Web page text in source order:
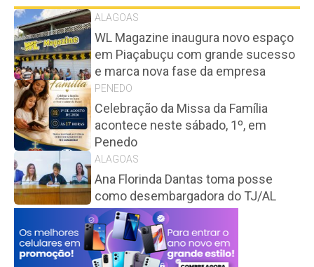
ALAGOAS
WL Magazine inaugura novo espaço
em Piaçabuçu com grande sucesso
e marca nova fase da empresa
PENEDO
Celebração da Missa da Família
acontece neste sábado, 1º, em
Penedo
ALAGOAS
Ana Florinda Dantas toma posse
como desembargadora do TJ/AL